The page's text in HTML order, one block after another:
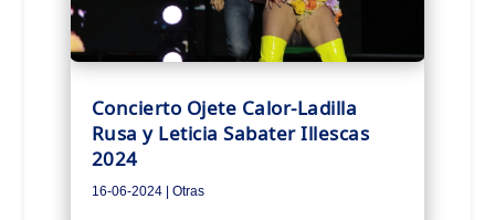
Concierto Ojete Calor-Ladilla
Rusa y Leticia Sabater Illescas
2024
16-06-2024| Otras